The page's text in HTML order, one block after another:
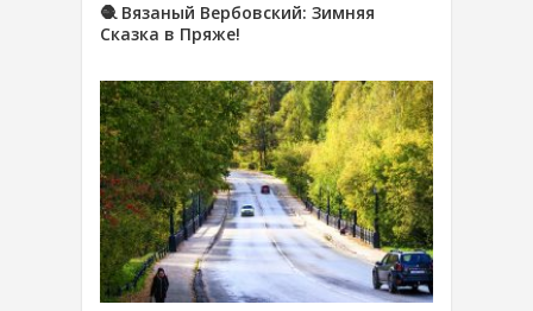
🧶 Вязаный Вербовский: Зимняя
Сказка в Пряже!